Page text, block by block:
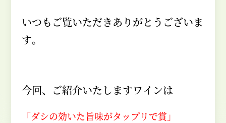
いつもご覧いただきありがとうございま
す。
今回、ご紹介いたしますワインは
「ダシの効いた旨味がタップリで賞」